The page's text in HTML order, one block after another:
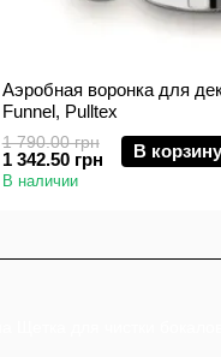
Аэробная воронка для
Funnel, Pulltex
1 790.00 грн
1 342.50 грн В корзину
В наличии